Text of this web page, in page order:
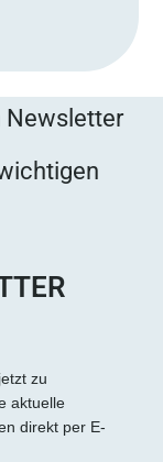
Newsletter
zu
aktuelle
direkt per E-